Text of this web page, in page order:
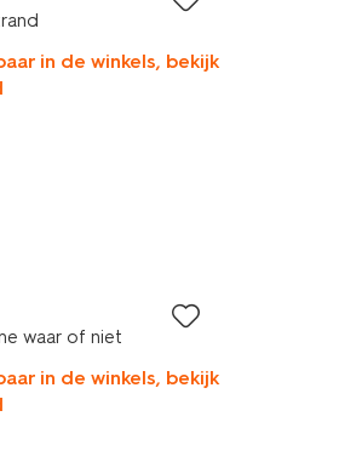
in de winkels, bekijk
waar of niet
in de winkels, bekijk